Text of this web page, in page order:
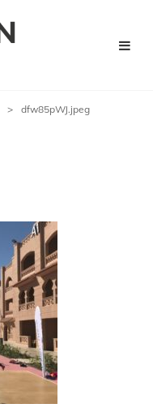
> dfw85pWJ.jpeg